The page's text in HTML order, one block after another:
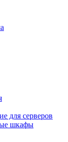
для серверов
шкафы